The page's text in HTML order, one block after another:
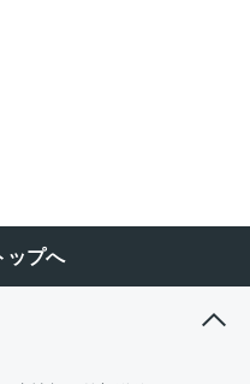
ップへ